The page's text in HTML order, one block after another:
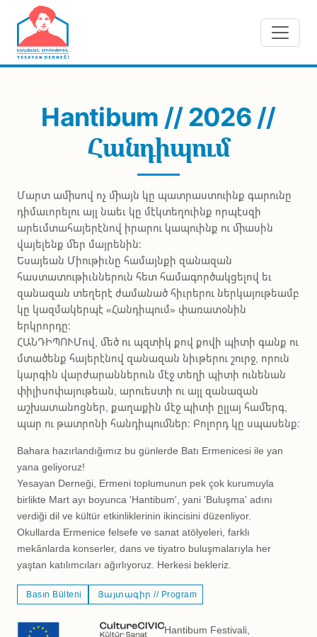
Skip to main content
Hantibum // 2026 //
Հանդիպում
Մարտ ամիսով ոչ միայն կը պատրաստուինք գարունը
դիմաւորելու այլ նաեւ կը մէկտեղուինք որպէսզի
արեւմտահայերէնով իրարու կապուինք ու միասին
վայելենք մեր մայրենին։
Եսայեան Միութիւնը համայնքի զանազան
հաստատութիւններուն հետ համագործակցելով եւ
զանազան տեղերէ ժամանած հիւրերու ներկայութեամբ
կը կազմակերպէ «Հանդիպում» փառատօնին
երկրորդը։
ՀԱՆԴԻՊՈՒՄով, մեծ ու պզտիկ քով քովի պիտի գանք ու
մտածենք հայերէնով զանազան նիւթերու շուրջ, որուն
կարգին վարժարաններուն մէջ տեղի պիտի ունենան
փիլիսոփայութեան, արուեստի ու այլ զանազան
աշխատանոցներ, քաղաքին մէջ պիտի ըլլայ համերգ,
պար ու թատրոնի հանդիպումներ։ Բոլորդ կը սպասենք։
Bahara hazırlandığımız bu günlerde Batı Ermenicesi ile yan
yana geliyoruz!
Yesayan Derneği, Ermeni toplumunun pek çok kurumuyla
birlikte Mart ayı boyunca 'Hantibum', yani 'Buluşma' adını
verdiği dil ve kültür etkinliklerinin ikincisini düzenliyor.
Okullarda Ermenice felsefe ve sanat atölyeleri, farklı
mekânlarda konserler, dans ve tiyatro buluşmalarıyla her
yaştan katılımcıları ağırlıyoruz. Herkesi bekleriz.
Basın Bülteni Յայտագիր // Program
Hantibum Festivali,